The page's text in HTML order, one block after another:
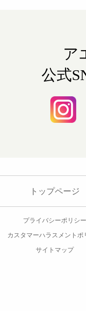
ア
公式
トップページ
プライバシーポリシー
カスタマーハラスメントポ
サイトマップ